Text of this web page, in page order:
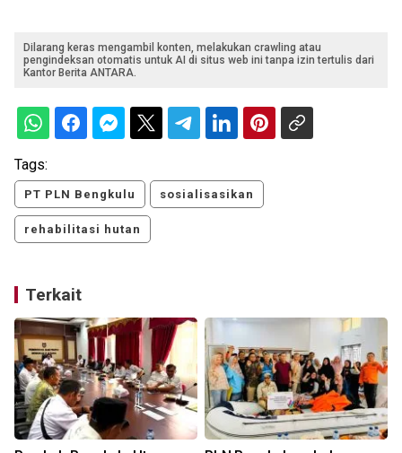
Dilarang keras mengambil konten, melakukan crawling atau
pengindeksan otomatis untuk AI di situs web ini tanpa izin tertulis dari
Kantor Berita ANTARA.
Tags:
PT PLN Bengkulu sosialisasikan
rehabilitasi hutan
Terkait